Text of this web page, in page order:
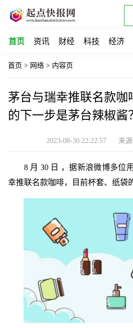
首页 资讯 财经 科技 经济
首页 > 网络 > 内容页
茅台与瑞幸推联名款咖
的下一步是茅台辣椒酱？
2023-08-30 22:22:57 来
8 月 30 日 ，据新浪微博多位
幸推联名款咖啡，目前杯套、纸袋